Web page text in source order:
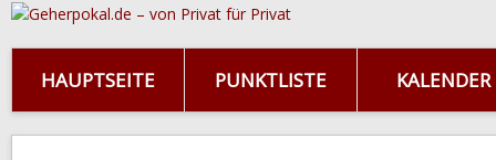
HAUPTSEITE PUNKTLISTE KALENDER